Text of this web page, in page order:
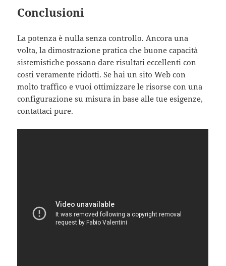
Conclusioni
La potenza è nulla senza controllo. Ancora una
volta, la dimostrazione pratica che buone capacità
sistemistiche possano dare risultati eccellenti con
costi veramente ridotti. Se hai un sito Web con
molto traffico e vuoi ottimizzare le risorse con una
configurazione su misura in base alle tue esigenze,
contattaci pure.